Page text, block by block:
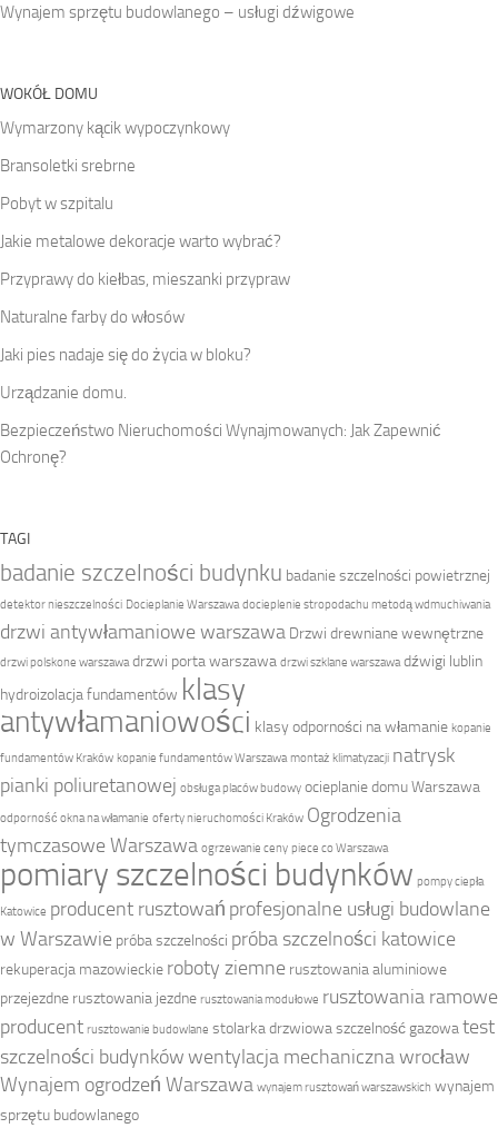
Wynajem sprzętu budowlanego – usługi dźwigowe
WOKÓŁ DOMU
Wymarzony kącik wypoczynkowy
Bransoletki srebrne
Pobyt w szpitalu
Jakie metalowe dekoracje warto wybrać?
Przyprawy do kiełbas, mieszanki przypraw
Naturalne farby do włosów
Jaki pies nadaje się do życia w bloku?
Urządzanie domu.
Bezpieczeństwo Nieruchomości Wynajmowanych: Jak Zapewnić
Ochronę?
TAGI
badanie szczelności budynku badanie szczelności powietrznej
detektor nieszczelności Docieplanie Warszawa docieplenie stropodachu metodą wdmuchiwania
drzwi antywłamaniowe warszawa Drzwi drewniane wewnętrzne
drzwi polskone warszawa drzwi porta warszawa drzwi szklane warszawa dźwigi lublin
hydroizolacja fundamentów klasy
antywłamaniowości klasy odporności na włamanie kopanie
fundamentów Kraków kopanie fundamentów Warszawa montaż klimatyzacji natrysk
pianki poliuretanowej obsługa placów budowy ocieplanie domu Warszawa
odporność okna na włamanie oferty nieruchomości Kraków Ogrodzenia
tymczasowe Warszawa ogrzewanie ceny piece co Warszawa
pomiary szczelności budynków pompy ciepła
Katowice producent rusztowań profesjonalne usługi budowlane
w Warszawie próba szczelności próba szczelności katowice
rekuperacja mazowieckie roboty ziemne rusztowania aluminiowe
przejezdne rusztowania jezdne rusztowania modułowe rusztowania ramowe
producent rusztowanie budowlane stolarka drzwiowaszczelność gazowatest
szczelności budynkówwentylacja mechaniczna wrocław
Wynajem ogrodzeń Warszawa wynajem rusztowań warszawskich wynajem
sprzętu budowlanego